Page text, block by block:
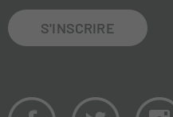
S'INSCRIRE